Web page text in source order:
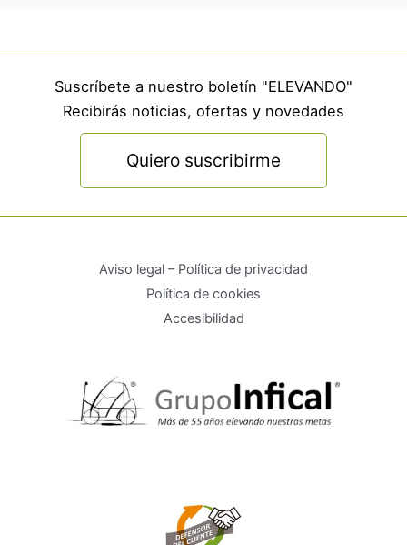
Suscríbete a nuestro boletín "ELEVANDO"
Recibirás noticias, ofertas y novedades
Quiero suscribirme
Aviso legal – Política de privacidad
Política de cookies
Accesibilidad